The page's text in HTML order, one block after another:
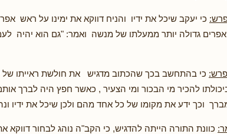
כי יעקב שיכל את ידיו והניח דווקא את ימינו על ראש
גדולה יותר ממעלתו של מנשה ואמר: "גם הוא יהיה
כי בהתחשב בכך שהכתוב מדגיש את חולשת ראייתו של
להכיר מי הבכור ומי הצעיר , כאשר חפץ היה לברך
וכך ידע את מקומו של כל אחד מהם ולכן שיכל את ידיו
כוונת התורה הייתה להדגיש, כי הקב"ה נוהג לבחור